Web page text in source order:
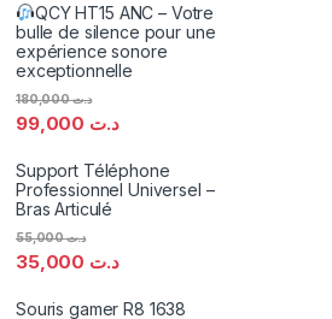
QCY HT15 ANC – Votre
bulle de silence pour une
expérience sonore
exceptionnelle
د.ت
د.ت180,000
Support Téléphone
Professionnel Universel –
Bras Articulé
د.ت
د.ت55,000
Souris gamer R8 1638